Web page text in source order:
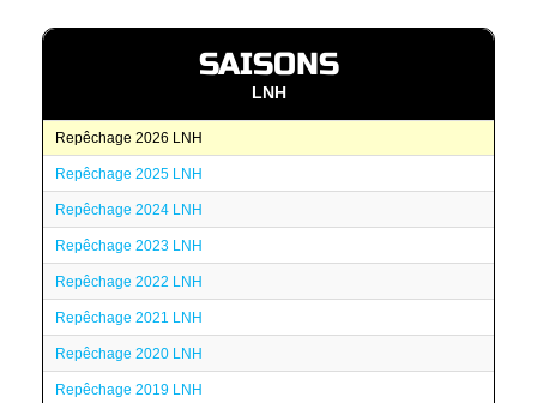
SAISONS
LNH
Repêchage 2026 LNH
Repêchage 2025 LNH
Repêchage 2024 LNH
Repêchage 2023 LNH
Repêchage 2022 LNH
Repêchage 2021 LNH
Repêchage 2020 LNH
Repêchage 2019 LNH